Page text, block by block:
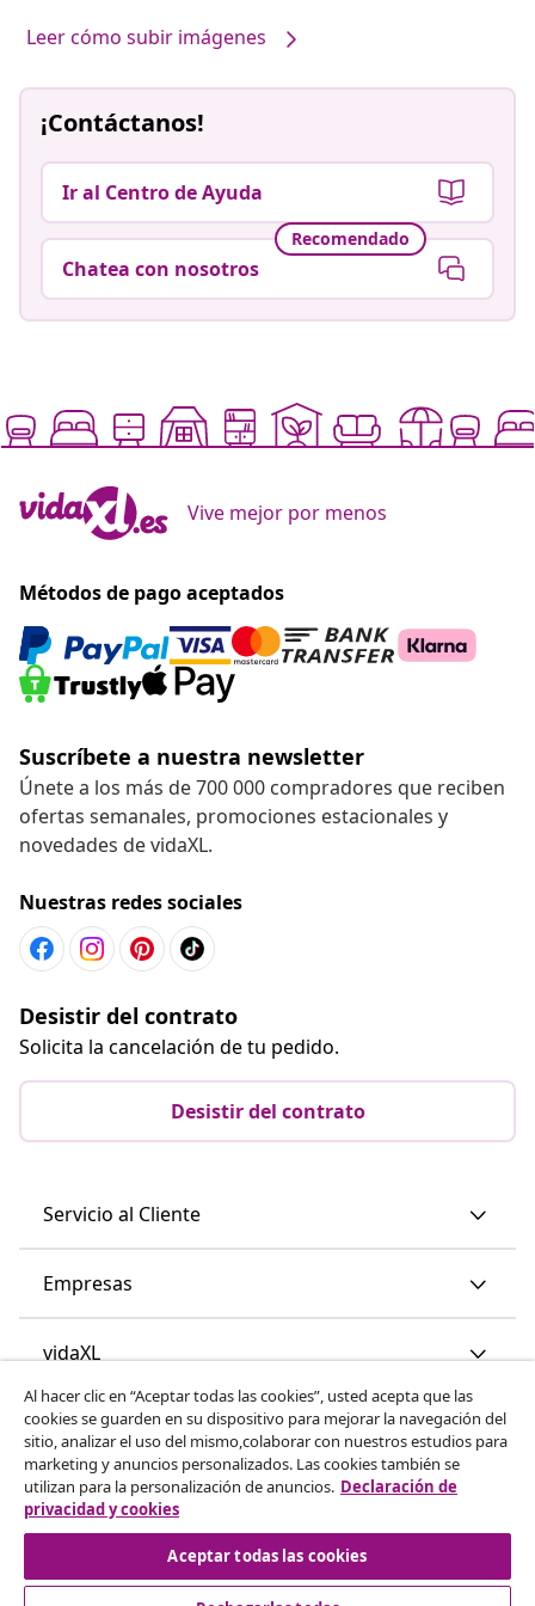
Leer cómo subir imágenes
¡Contáctanos!
Ir al Centro de Ayuda
Recomendado
Chatea con nosotros
Vive mejor por menos
Métodos de pago aceptados
Suscríbete a nuestra newsletter
Únete a los más de 700 000 compradores que reciben
ofertas semanales, promociones estacionales y
novedades de vidaXL.
Nuestras redes sociales
Desistir del contrato
Solicita la cancelación de tu pedido.
Desistir del contrato
Servicio al Cliente
Empresas
vidaXL
Descubre mas
Al hacer clic en “Aceptar todas las cookies”, usted acepta que las
cookies se guarden en su dispositivo para mejorar la navegación del
sitio, analizar el uso del mismo,colaborar con nuestros estudios para
marketing y anuncios personalizados. Las cookies también se
utilizan para la personalización de anuncios. Declaración de
privacidad y cookies
Aceptar todas las cookies